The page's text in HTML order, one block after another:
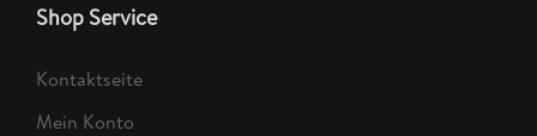
Shop Service
Kontaktseite
Mein Konto